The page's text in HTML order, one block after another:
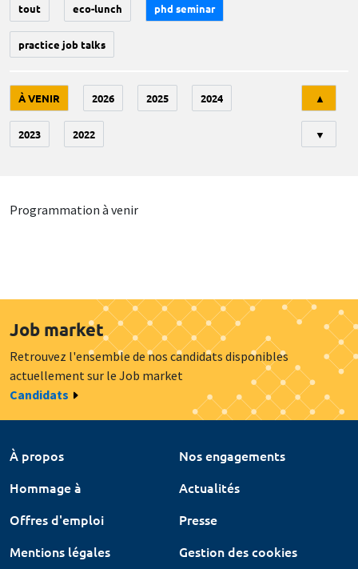
tout eco-lunch phd seminar
practice job talks
À VENIR 2026 2025 2024
2023 2022
▲
▼
Programmation à venir
Job market
Retrouvez l'ensemble de nos candidats disponibles
actuellement sur le Job market
Candidats
À propos
Nos engagements
Hommage à
Actualités
Offres d'emploi
Presse
Mentions légales
Gestion des cookies